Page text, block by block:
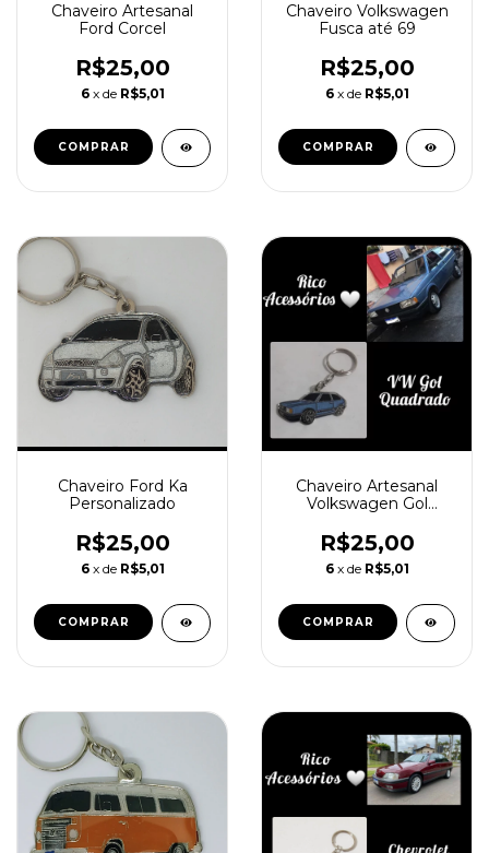
Chaveiro Artesanal
Ford Corcel
R$25,00
6 x de R$5,01
COMPRAR
Chaveiro Volkswagen
Fusca até 69
R$25,00
6 x de R$5,01
Chaveiro Ford Ka
Personalizado
R$25,00
6 x de R$5,01
Chaveiro Artesanal
Volkswagen Gol
R$25,00
6 x de R$5,01
COMPRAR